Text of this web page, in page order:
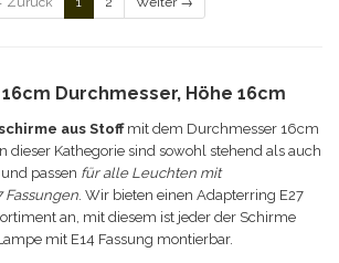
Durchmesser, Höhe 16cm
aus Stoffmit dem Durchmesser 16cm
dieser Kathegorie sind sowohl stehend als auch
passen für alle Leuchten mit
Fassungen. Wir bieten einen Adapterring E27
an, mit diesem ist jeder der Schirme
mit E14 Fassung montierbar.